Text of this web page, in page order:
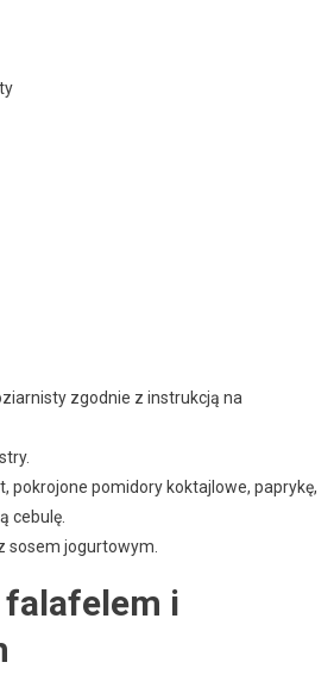
zgodnie z instrukcją na
pokrojone pomidory koktajlowe, paprykę,
cebulę.
sosem jogurtowym.
falafelem i